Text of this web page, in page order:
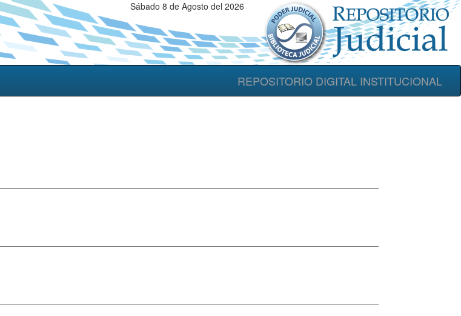
Sábado 8 de Agosto del 2026
REPOSITORIO DIGITAL INSTITUCIONAL